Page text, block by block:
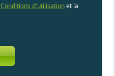
Conditions d'utilisationet la